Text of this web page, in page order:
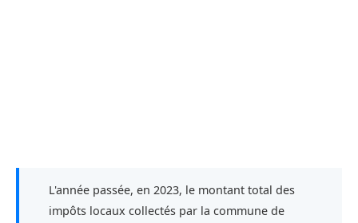
L'année passée, en 2023, le montant total des
impôts locaux collectés par la commune de